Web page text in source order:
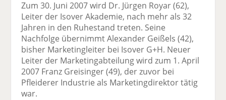
Zum 30. Juni 2007 wird Dr. Jürgen Royar (62),
Leiter der Isover Akademie, nach mehr als 32
Jahren in den Ruhestand treten. Seine
Nachfolge übernimmt Alexander Geißels (42),
bisher Marketingleiter bei Isover G+H. Neuer
Leiter der Marketingabteilung wird zum 1. April
2007 Franz Greisinger (49), der zuvor bei
Pfleiderer Industrie als Marketingdirektor tätig
war.